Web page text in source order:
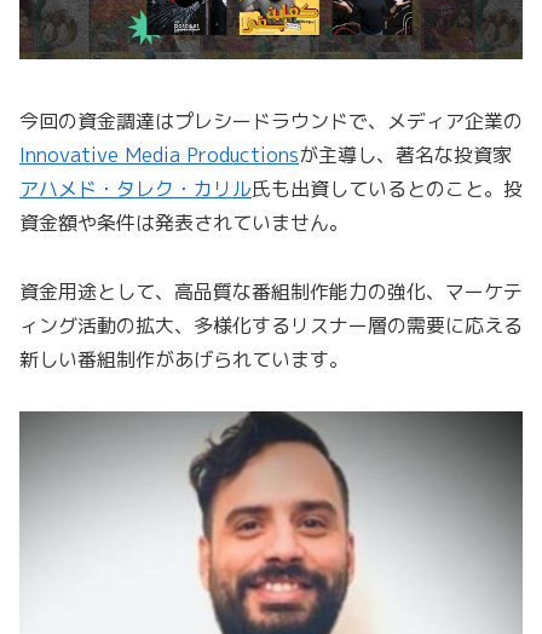
今回の資金調達はプレシードラウンドで、メディア企業の
Innovative Media Productionsが主導し、著名な投資家
アハメド・タレク・カリル氏も出資しているとのこと。投
資金額や条件は発表されていません。
資金用途として、高品質な番組制作能力の強化、マーケテ
ィング活動の拡大、多様化するリスナー層の需要に応える
新しい番組制作があげられています。